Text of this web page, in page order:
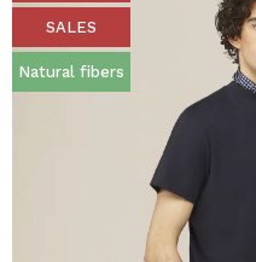
SALES
Natural fibers